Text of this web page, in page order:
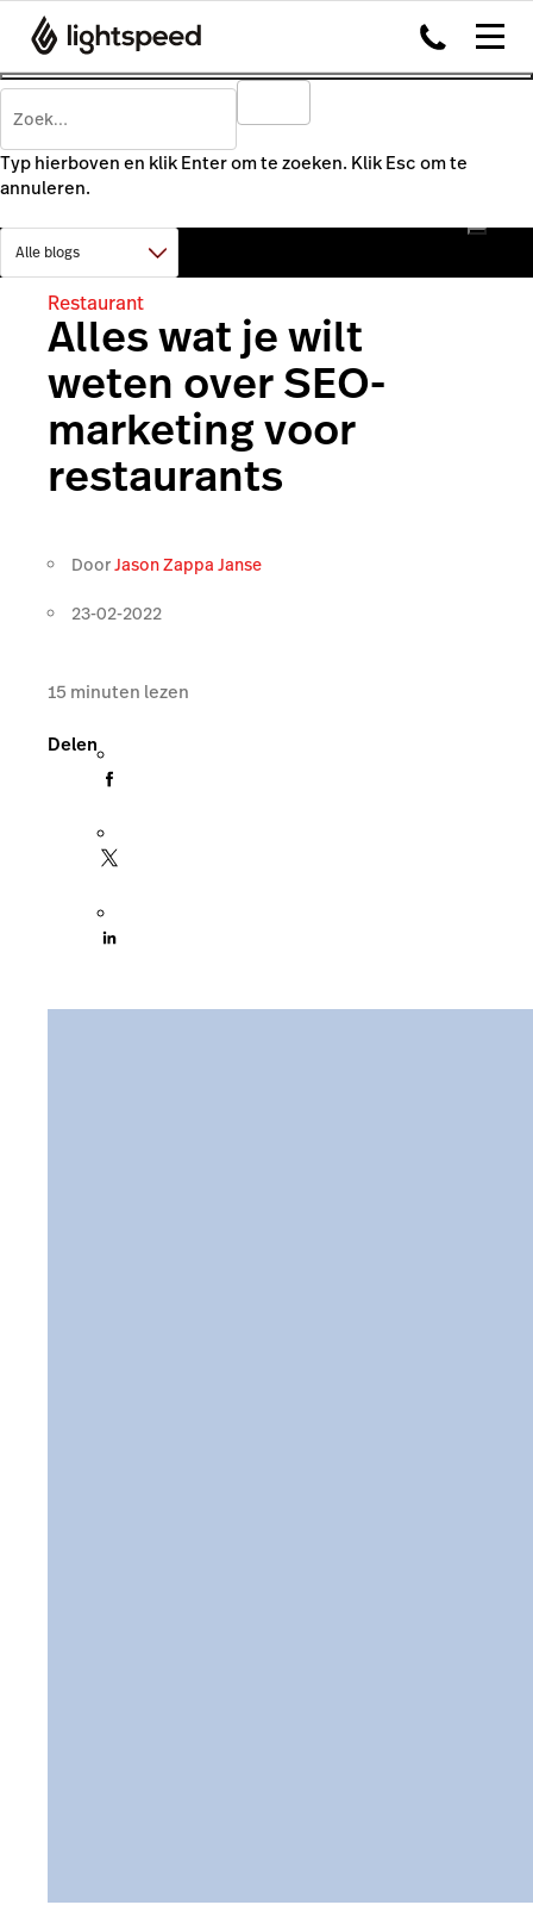
Typ hierboven en klik Enter om te zoeken. Klik Esc om te
annuleren.
Restaurant
Alles wat je wilt
weten over SEO-
marketing voor
restaurants
DoorJason Zappa Janse
23-02-2022
15 minuten lezen
Delen